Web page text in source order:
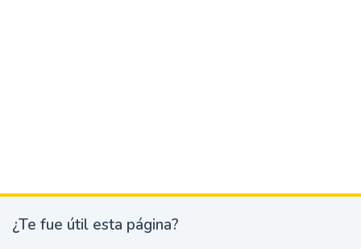
¿
¿Te fue útil esta página?